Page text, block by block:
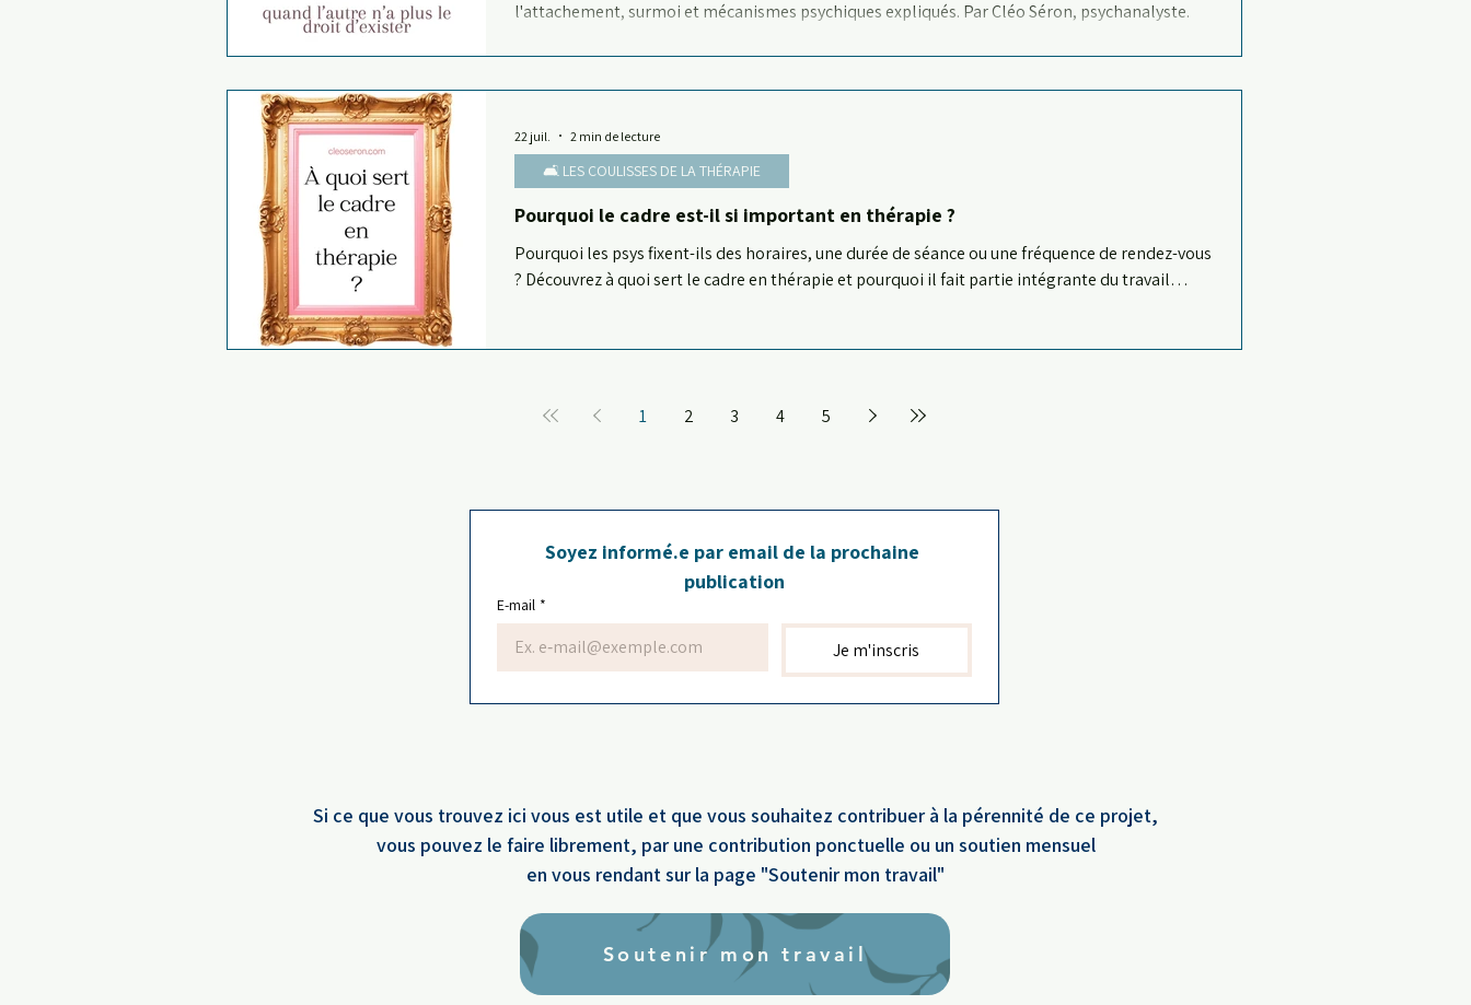
l'attachement, surmoi et mécanismes psychiques expliqués. Par Cléo Séron, psychanalyste.
Pourquoi le cadre est-il si important en thérapie ?
Pourquoi les psys fixent-ils des horaires, une durée de séance ou une fréquence de rendez-vous
? Découvrez à quoi sert le cadre en thérapie et pourquoi il fait partie intégrante du travail
🛋️ LES COULISSES DE LA THÉRAPIE
22 juil. 2 min de lecture
1 2 3 4 5
Soyez informé.e par email de la prochaine
publication
E-mail *
Je m'inscris
Si ce que vous trouvez ici vous est utile et que vous souhaitez contribuer à la pérennité de ce projet,
vous pouvez le faire librement, par une contribution ponctuelle ou un soutien mensuel
en vous rendant sur la page "Soutenir mon travail"
Soutenir mon travail